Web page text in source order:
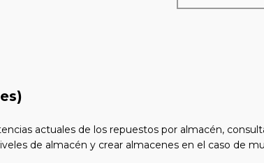
actuales de los repuestos por almacén,
de almacén y crear almacenes en el caso de